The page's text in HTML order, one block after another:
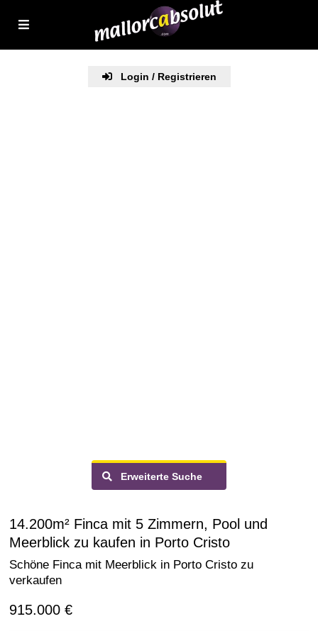
Login / Registrieren
Erweiterte Suche
14.200m² Finca mit 5 Zimmern, Pool und
Meerblick zu kaufen in Porto Cristo
Schöne Finca mit Meerblick in Porto Cristo zu
verkaufen
915.000 €